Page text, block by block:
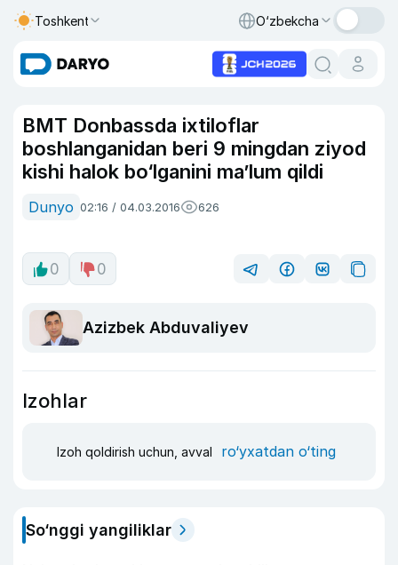
Toshkent O‘zbekcha
BMT Donbassda ixtiloflar
boshlanganidan beri 9 mingdan ziyod
kishi halok bo‘lganini ma’lum qildi
Dunyo 02:16 / 04.03.2016 626
0 0
Azizbek Abduvaliyev
Izohlar
Izoh qoldirish uchun, avval ro‘yxatdan o‘ting
So‘nggi yangiliklar